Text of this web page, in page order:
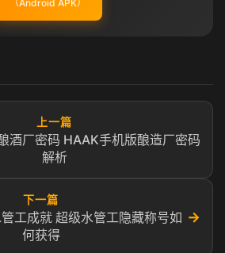
（Android APK）
上一篇
酒厂密码 HAAK手机版酿造厂密码
解析
下一篇
工成就 超级水管工隐藏称号如
何获得
→